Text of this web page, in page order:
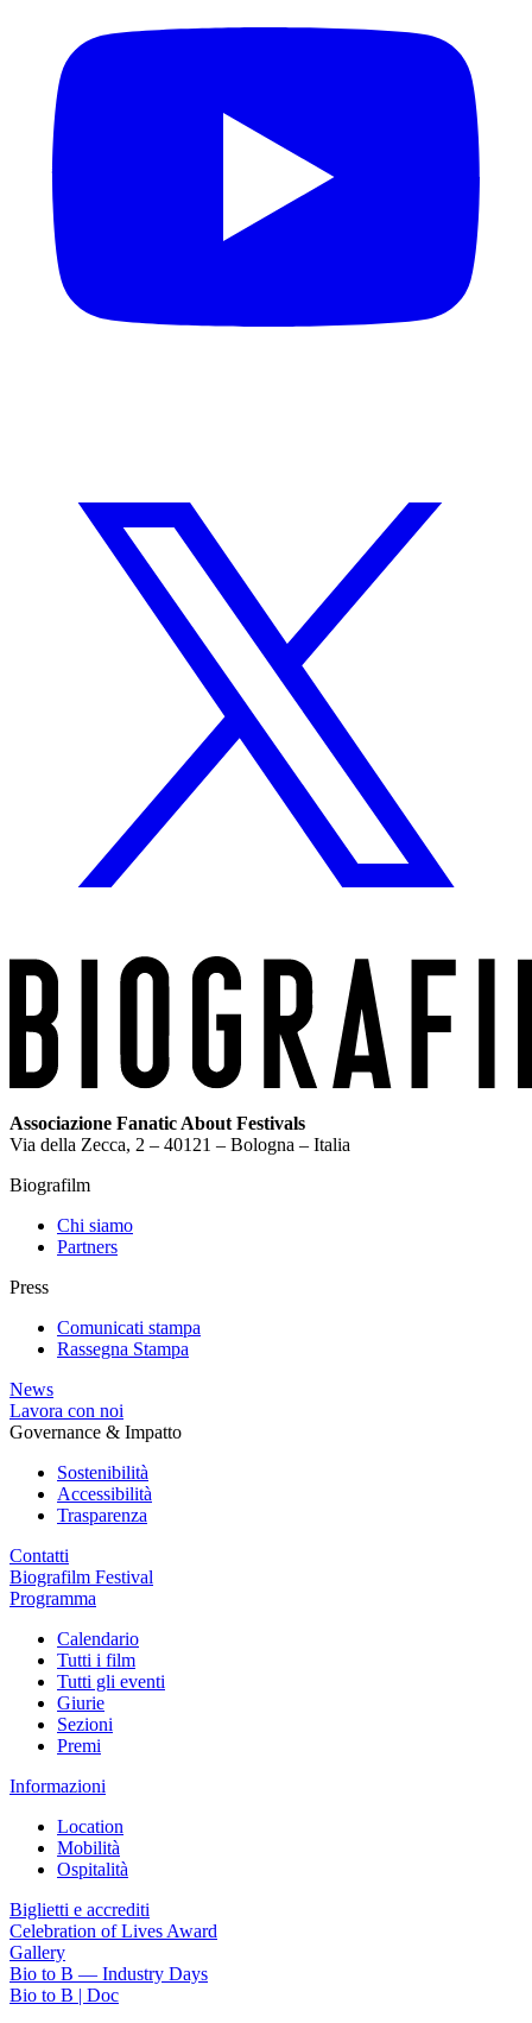
Associazione Fanatic About Festivals
Via della Zecca, 2 – 40121 – Bologna – Italia
Biografilm
Chi siamo
Partners
Press
Comunicati stampa
Rassegna Stampa
News
Lavora con noi
Governance & Impatto
Sostenibilità
Accessibilità
Trasparenza
Contatti
Biografilm Festival
Programma
Calendario
Tutti i film
Tutti gli eventi
Giurie
Sezioni
Premi
Informazioni
Location
Mobilità
Ospitalità
Biglietti e accrediti
Celebration of Lives Award
Gallery
Bio to B — Industry Days
Bio to B | Doc